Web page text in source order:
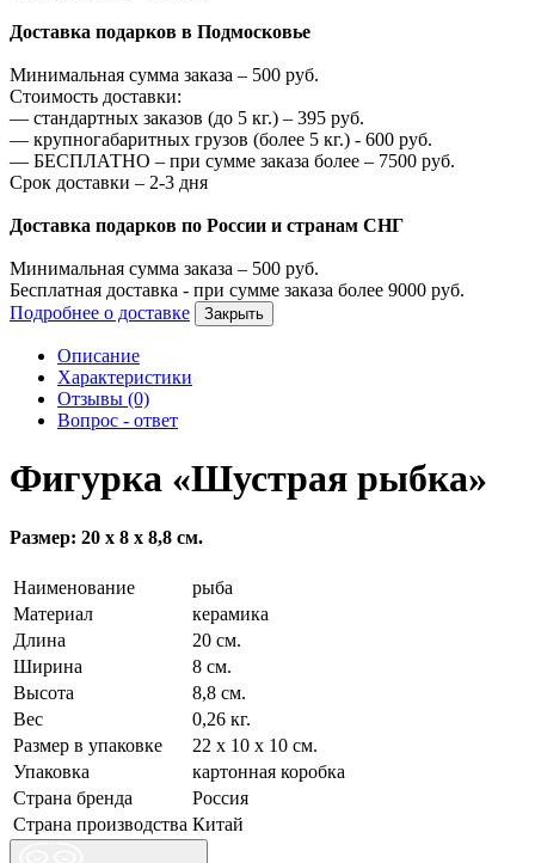
Доставка подарков в Подмосковье
Минимальная сумма заказа – 500 руб.
Стоимость доставки:
— стандартных заказов (до 5 кг.) – 395 руб.
— крупногабаритных грузов (более 5 кг.) - 600 руб.
— БЕСПЛАТНО – при сумме заказа более – 7500 руб.
Срок доставки – 2-3 дня
Доставка подарков по России и странам СНГ
Минимальная сумма заказа – 500 руб.
Бесплатная доставка - при сумме заказа более 9000 руб.
Подробнее о доставке
Закрыть
Описание
Характеристики
Отзывы (0)
Вопрос - ответ
Фигурка «Шустрая рыбка»
Размер: 20 х 8 х 8,8 см.
Наименование
рыба
Материал
керамика
Длина
20 см.
Ширина
8 см.
Высота
8,8 см.
Вес
0,26 кг.
Размер в упаковке
22 х 10 х 10 см.
Упаковка
картонная коробка
Страна бренда
Россия
Страна производства Китай